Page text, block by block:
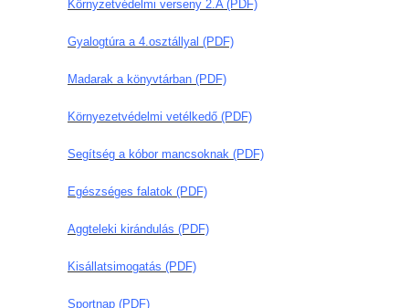
Környzetvédelmi verseny 2.A (PDF)
Gyalogtúra a 4.osztállyal (PDF)
Madarak a könyvtárban (PDF)
Környezetvédelmi vetélkedő (PDF)
Segítség a kóbor mancsoknak (PDF)
Egészséges falatok (PDF)
Aggteleki kirándulás (PDF)
Kisállatsimogatás (PDF)
Sportnap (PDF)